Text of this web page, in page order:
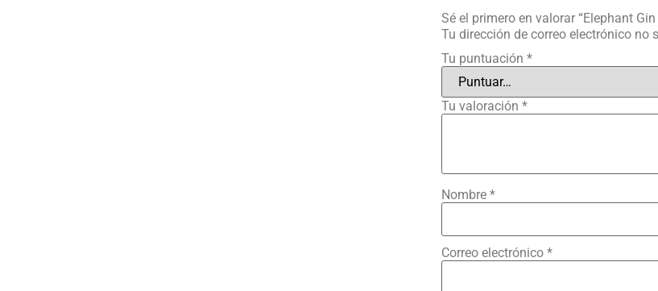
Sé el primero en valorar “Elephant
Tu dirección de correo electrónico no
Tu puntuación *
Tu valoración *
Nombre *
Correo electrónico *